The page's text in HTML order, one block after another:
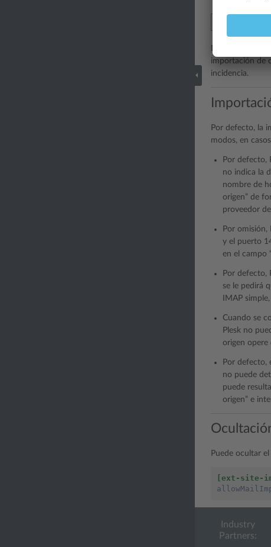
De lo contrario
importación de
incidencia.
Por defecto, la
modos, en
Por defecto,
no indica la
nombre de
origen” de
proveedor
Por omisión,
y el puerto
en el campo
Por defecto,
se le pedirá
IMAP
Cuando se
Plesk no
origen opere
Por defecto,
no puede
puede
origen” e
Puede ocultar
[ext-site-
Industry
Partners: